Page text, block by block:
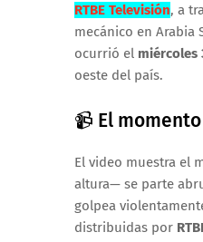
RTBE Televisión, a
mecánico en Arabia
ocurrió el miércoles
oeste del país.
📹 El
El video muestra el
altura— se parte
golpea
distribuidas por